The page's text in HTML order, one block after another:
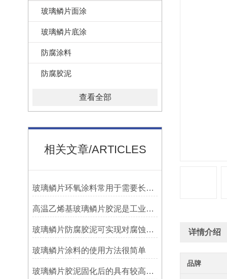
玻璃鳞片面涂
玻璃鳞片底涂
防腐涂料
防腐胶泥
查看全部
相关文章/ARTICLES
玻璃鳞片环氧涂料常用于需要长期防腐蚀保护的场合中
高温乙烯基玻璃鳞片胶泥是工业防腐领域中的特殊材料
玻璃鳞片防腐胶泥可实现对腐蚀介质的有效阻隔
玻璃鳞片涂料的使用方法很简单
玻璃鳞片胶泥固化后的具有较高的硬度和耐磨性
详情介绍
品牌